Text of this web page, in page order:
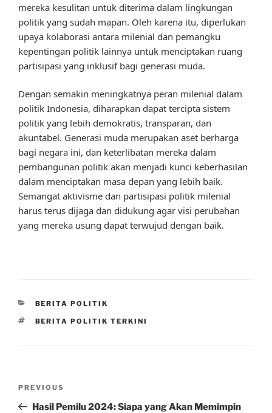
mereka kesulitan untuk diterima dalam lingkungan
politik yang sudah mapan. Oleh karena itu, diperlukan
upaya kolaborasi antara milenial dan pemangku
kepentingan politik lainnya untuk menciptakan ruang
partisipasi yang inklusif bagi generasi muda.
Dengan semakin meningkatnya peran milenial dalam
politik Indonesia, diharapkan dapat tercipta sistem
politik yang lebih demokratis, transparan, dan
akuntabel. Generasi muda merupakan aset berharga
bagi negara ini, dan keterlibatan mereka dalam
pembangunan politik akan menjadi kunci keberhasilan
dalam menciptakan masa depan yang lebih baik.
Semangat aktivisme dan partisipasi politik milenial
harus terus dijaga dan didukung agar visi perubahan
yang mereka usung dapat terwujud dengan baik.
CATEGORIES
BERITA POLITIK
TAGS
BERITA POLITIK TERKINI
Previous
Post
PREVIOUS
Hasil Pemilu 2024: Siapa yang Akan Memimpin